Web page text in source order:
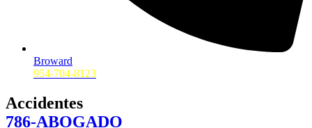
Broward
954-704-8123
Accidentes
786-ABOGADO